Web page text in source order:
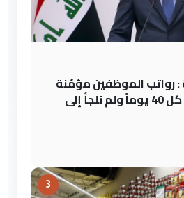
: رواتب الموظفين مؤمّنة
ولا صحة لتوزيعها كل 40 يوماً ولم نلجأ إلى
3